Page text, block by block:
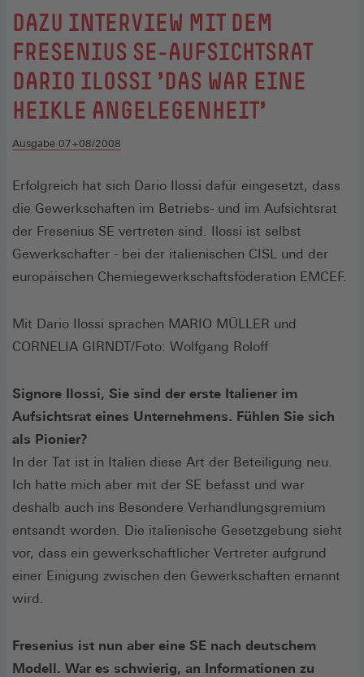
:
DAZU INTERVIEW MIT DEM
FRESENIUS SE-AUFSICHTSRAT
DARIO ILOSSI 'DAS WAR EINE
HEIKLE ANGELEGENHEIT'
Ausgabe 07+08/2008
Erfolgreich hat sich Dario Ilossi dafür eingesetzt, dass
die Gewerkschaften im Betriebs- und im Aufsichtsrat
der Fresenius SE vertreten sind. Ilossi ist selbst
Gewerkschafter - bei der italienischen CISL und der
europäischen Chemiegewerkschaftsföderation EMCEF.
Mit Dario Ilossi sprachen MARIO MÜLLER und
CORNELIA GIRNDT/Foto: Wolfgang Roloff
Signore Ilossi, Sie sind der erste Italiener im
Aufsichtsrat eines Unternehmens. Fühlen Sie sich
als Pionier?
In der Tat ist in Italien diese Art der Beteiligung neu.
Ich hatte mich aber mit der SE befasst und war
deshalb auch ins Besondere Verhandlungsgremium
entsandt worden. Die italienische Gesetzgebung sieht
vor, dass ein gewerkschaftlicher Vertreter aufgrund
einer Einigung zwischen den Gewerkschaften ernannt
wird.
Fresenius ist nun aber eine SE nach deutschem
Modell. War es schwierig, an Informationen zu